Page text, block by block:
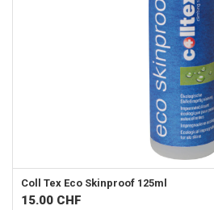
Coll Tex Eco Skinproof 125ml
15.00 CHF